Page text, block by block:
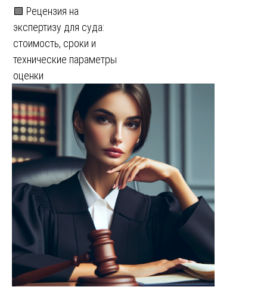
🟩 Рецензия на
экспертизу для суда:
стоимость, сроки и
технические параметры
оценки